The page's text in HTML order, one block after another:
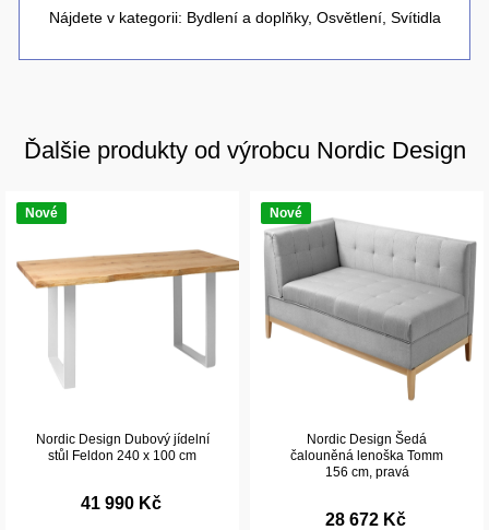
Nájdete v kategorii: Bydlení a doplňky, Osvětlení, Svítidla
Ďalšie produkty od výrobcu Nordic Design
Nové
Nordic Design Dubový jídelní
stůl Feldon 240 x 100 cm
41 990 Kč
Nové
Nordic Design Šedá
čalouněná lenoška Tomm
156 cm, pravá
28 672 Kč